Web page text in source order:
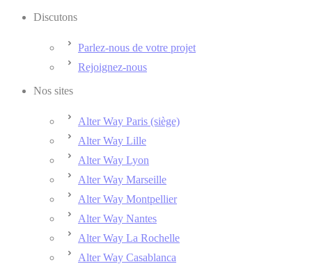
Discutons
Parlez-nous de votre projet
Rejoignez-nous
Nos sites
Alter Way Paris (siège)
Alter Way Lille
Alter Way Lyon
Alter Way Marseille
Alter Way Montpellier
Alter Way Nantes
Alter Way La Rochelle
Alter Way Casablanca